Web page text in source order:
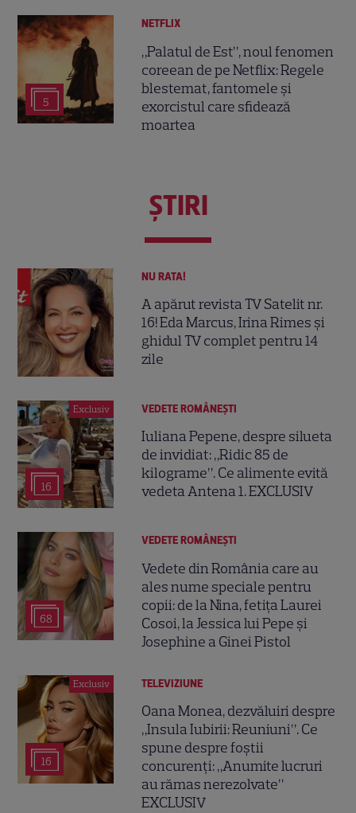
5
NETFLIX
„Palatul de Est”, noul fenomen
coreean de pe Netflix: Regele
blestemat, fantomele și
exorcistul care sfidează
moartea
ŞTIRI
NU RATA!
A apărut revista TV Satelit nr.
16! Eda Marcus, Irina Rimes și
ghidul TV complet pentru 14
zile
Exclusiv
16
VEDETE ROMÂNEŞTI
Iuliana Pepene, despre silueta
de invidiat: „Ridic 85 de
kilograme”. Ce alimente evită
vedeta Antena 1. EXCLUSIV
68
VEDETE ROMÂNEŞTI
Vedete din România care au
ales nume speciale pentru
copii: de la Nina, fetița Laurei
Cosoi, la Jessica lui Pepe și
Josephine a Ginei Pistol
Exclusiv
16
TELEVIZIUNE
Oana Monea, dezvăluiri despre
„Insula Iubirii: Reuniuni”. Ce
spune despre foștii
concurenți: „Anumite lucruri
au rămas nerezolvate”
EXCLUSIV